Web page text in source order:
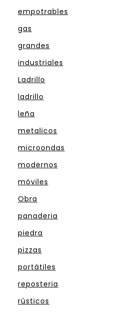
empotrables
gas
grandes
industriales
Ladrillo
ladrillo
leña
metalicos
microondas
modernos
móviles
Obra
panaderia
piedra
pizzas
portátiles
reposteria
rústicos